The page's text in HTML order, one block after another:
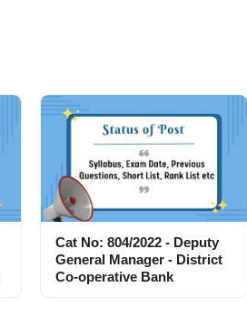
Cat No: 804/2022 - Deputy
General Manager - District
Co-operative Bank